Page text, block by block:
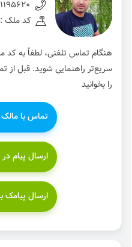
کد ملک :
سریع‌تر راهنمایی شوید. قبل از
را بخوانید
تماس با مالک
ارسال پیام در
ارسال پیامک